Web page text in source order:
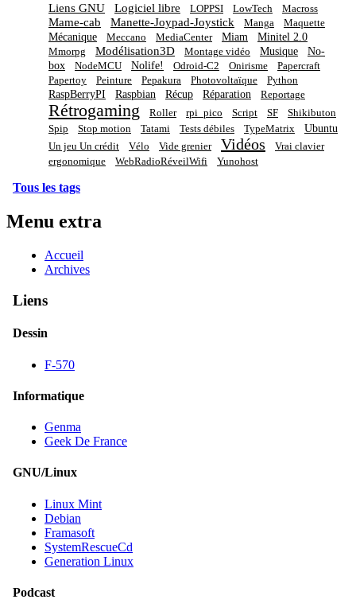
Liens GNU Logiciel libre LOPPSI LowTech Macross
Mame-cab Manette-Joypad-Joystick Manga Maquette
Mécanique Meccano MediaCenter Miam Minitel 2.0
Mmorpg Modélisation3D Montage vidéo Musique
No-
box
NodeMCU Nolife! Odroid-C2 Onirisme
Papercraft
Papertoy
Peinture Pepakura Photovoltaïque Python
RaspBerryPI Raspbian Récup Réparation Reportage
Rétrogaming Roller rpi_pico Script SF
Shikibuton
Spip
Stop motion Tatami Tests débiles TypeMatrix Ubuntu
Un jeu Un crédit Vélo Vide grenier Vidéos
Vrai clavier
ergonomique
WebRadioRéveilWifi Yunohost
Tous les tags
Menu extra
Accueil
Archives
Liens
Dessin
F-570
Informatique
Genma
Geek De France
GNU/Linux
Linux Mint
Debian
Framasoft
SystemRescueCd
Generation Linux
Podcast